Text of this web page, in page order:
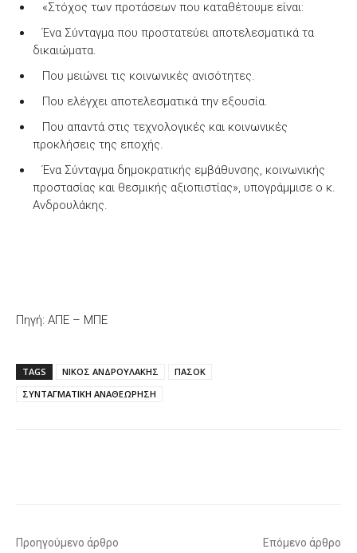
«Στόχος των προτάσεων που καταθέτουμε είναι:
Ένα Σύνταγμα που προστατεύει αποτελεσματικά τα
δικαιώματα.
Που μειώνει τις κοινωνικές ανισότητες.
Που ελέγχει αποτελεσματικά την εξουσία.
Που απαντά στις τεχνολογικές και κοινωνικές
προκλήσεις της εποχής.
Ένα Σύνταγμα δημοκρατικής εμβάθυνσης, κοινωνικής
προστασίας και θεσμικής αξιοπιστίας», υπογράμμισε ο κ.
Ανδρουλάκης.
Πηγή: ΑΠΕ – ΜΠΕ
TAGS ΝΙΚΟΣ ΑΝΔΡΟΥΛΑΚΗΣ
ΠΑΣΟΚ
ΣΥΝΤΑΓΜΑΤΙΚΗ ΑΝΑΘΕΩΡΗΣΗ
Προηγούμενο άρθρο
Επόμενο άρθρο